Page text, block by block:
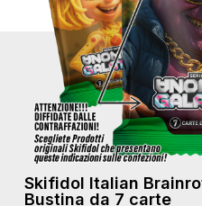
Skifidol Italian
Bustina da 7 carte